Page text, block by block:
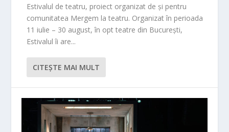
Estivalul de teatru, proiect organizat de și pentru
comunitatea Mergem la teatru. Organizat în perioada
11 iulie – 30 august, în opt teatre din București,
Estivalul îi are...
CITEŞTE MAI MULT